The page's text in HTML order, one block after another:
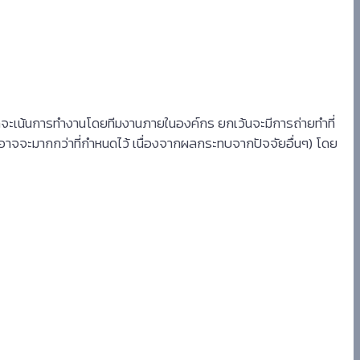
น้นการทำงานโดยทีมงานภายในองค์กร ยกเว้นจะมีการถ่ายทำที่
จจะมากกว่าที่กำหนดไว้ เนื่องจากผลกระทบจากปัจจัยอื่นๆ) โดย